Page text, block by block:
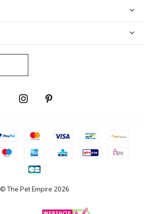
© The Pet Empire 2026